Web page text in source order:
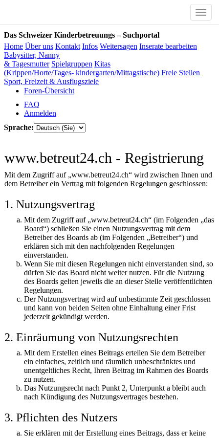
Toggle
Das Schweizer Kinderbetreuungs – Suchportal
Home Über uns Kontakt Infos Weitersagen Inserate bearbeiten
Babysitter, Nanny
& Tagesmutter Spielgruppen Kitas
(Krippen/Horte/Tages- kindergarten/Mittagstische) Freie Stellen
Sport, Freizeit & Ausflugsziele
Foren-Übersicht
FAQ
Anmelden
Sprache:
www.betreut24.ch - Registrierung
Mit dem Zugriff auf „www.betreut24.ch“ wird zwischen Ihnen und
dem Betreiber ein Vertrag mit folgenden Regelungen geschlossen:
1. Nutzungsvertrag
Mit dem Zugriff auf „www.betreut24.ch“ (im Folgenden „das
Board“) schließen Sie einen Nutzungsvertrag mit dem
Betreiber des Boards ab (im Folgenden „Betreiber“) und
erklären sich mit den nachfolgenden Regelungen
einverstanden.
Wenn Sie mit diesen Regelungen nicht einverstanden sind, so
dürfen Sie das Board nicht weiter nutzen. Für die Nutzung
des Boards gelten jeweils die an dieser Stelle veröffentlichten
Regelungen.
Der Nutzungsvertrag wird auf unbestimmte Zeit geschlossen
und kann von beiden Seiten ohne Einhaltung einer Frist
jederzeit gekündigt werden.
2. Einräumung von Nutzungsrechten
Mit dem Erstellen eines Beitrags erteilen Sie dem Betreiber
ein einfaches, zeitlich und räumlich unbeschränktes und
unentgeltliches Recht, Ihren Beitrag im Rahmen des Boards
zu nutzen.
Das Nutzungsrecht nach Punkt 2, Unterpunkt a bleibt auch
nach Kündigung des Nutzungsvertrages bestehen.
3. Pflichten des Nutzers
Sie erklären mit der Erstellung eines Beitrags, dass er keine